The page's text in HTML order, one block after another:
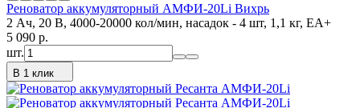
Реноватор аккумуляторный АМФИ-20Li Вихрь
2 Ач, 20 В, 4000-20000 кол/мин, насадок - 4 шт, 1,1 кг, ЕА+
5 090 p.
шт.
В 1 клик